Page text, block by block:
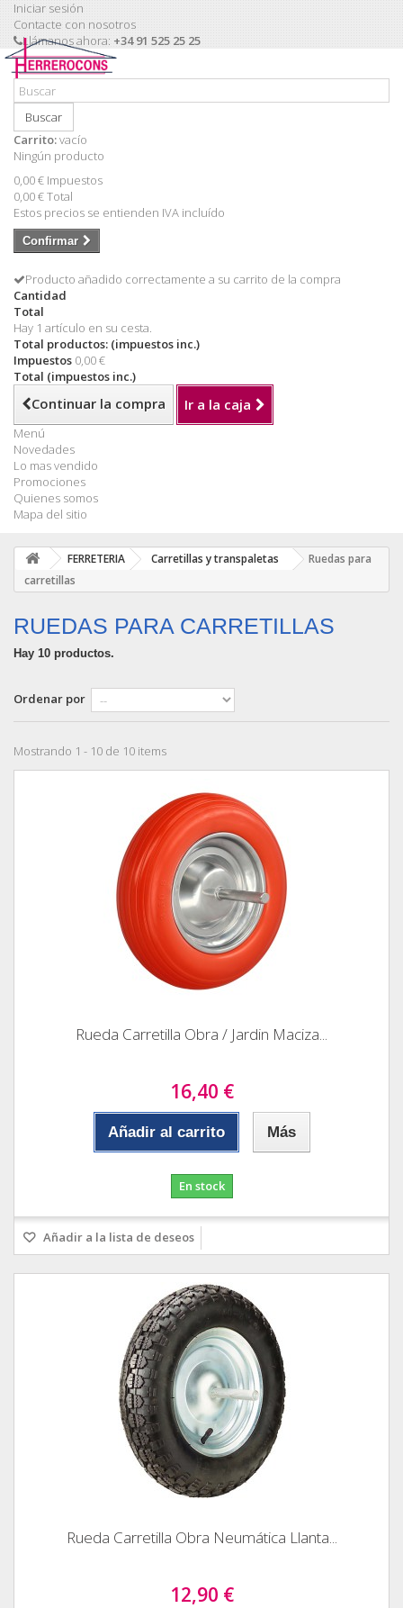
Iniciar sesión
Contacte con nosotros
Llámanos ahora: +34 91 525 25 25
Buscar
Carrito:vacío
Ningún producto
0,00 € Impuestos
0,00 €Total
Estos precios se entienden IVA incluído
Confirmar
Producto añadido correctamente a su carrito de la compra
Cantidad
Total
Hay 1 artículo en su cesta.
Total productos: (impuestos inc.)
Impuestos 0,00 €
Total (impuestos inc.)
Continuar la compra Ir a la caja
Menú
Novedades
Lo mas vendido
Promociones
Quienes somos
Mapa del sitio
FERRETERIA Carretillas y transpaletas
Ruedas para
carretillas
RUEDAS PARA CARRETILLAS
Hay 10 productos.
Ordenar por
Mostrando 1 - 10 de 10 items
Rueda Carretilla Obra / Jardin Maciza...
16,40 €
Añadir al carrito Más
En stock
Añadir a la lista de deseos
Rueda Carretilla Obra Neumática Llanta...
12,90 €